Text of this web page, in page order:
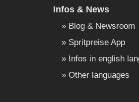
Infos & News
Blog & Newsroom
Spritpreise App
Infos in english
Other languages